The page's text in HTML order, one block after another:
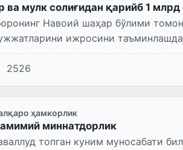
ва мулк солиғидан қарийб 1
Навоий шаҳар бўлими
ижросини
эътибор қаратилмоқд...
2526
ҳамкорлик
миннатдорлик
топган куним муносабати